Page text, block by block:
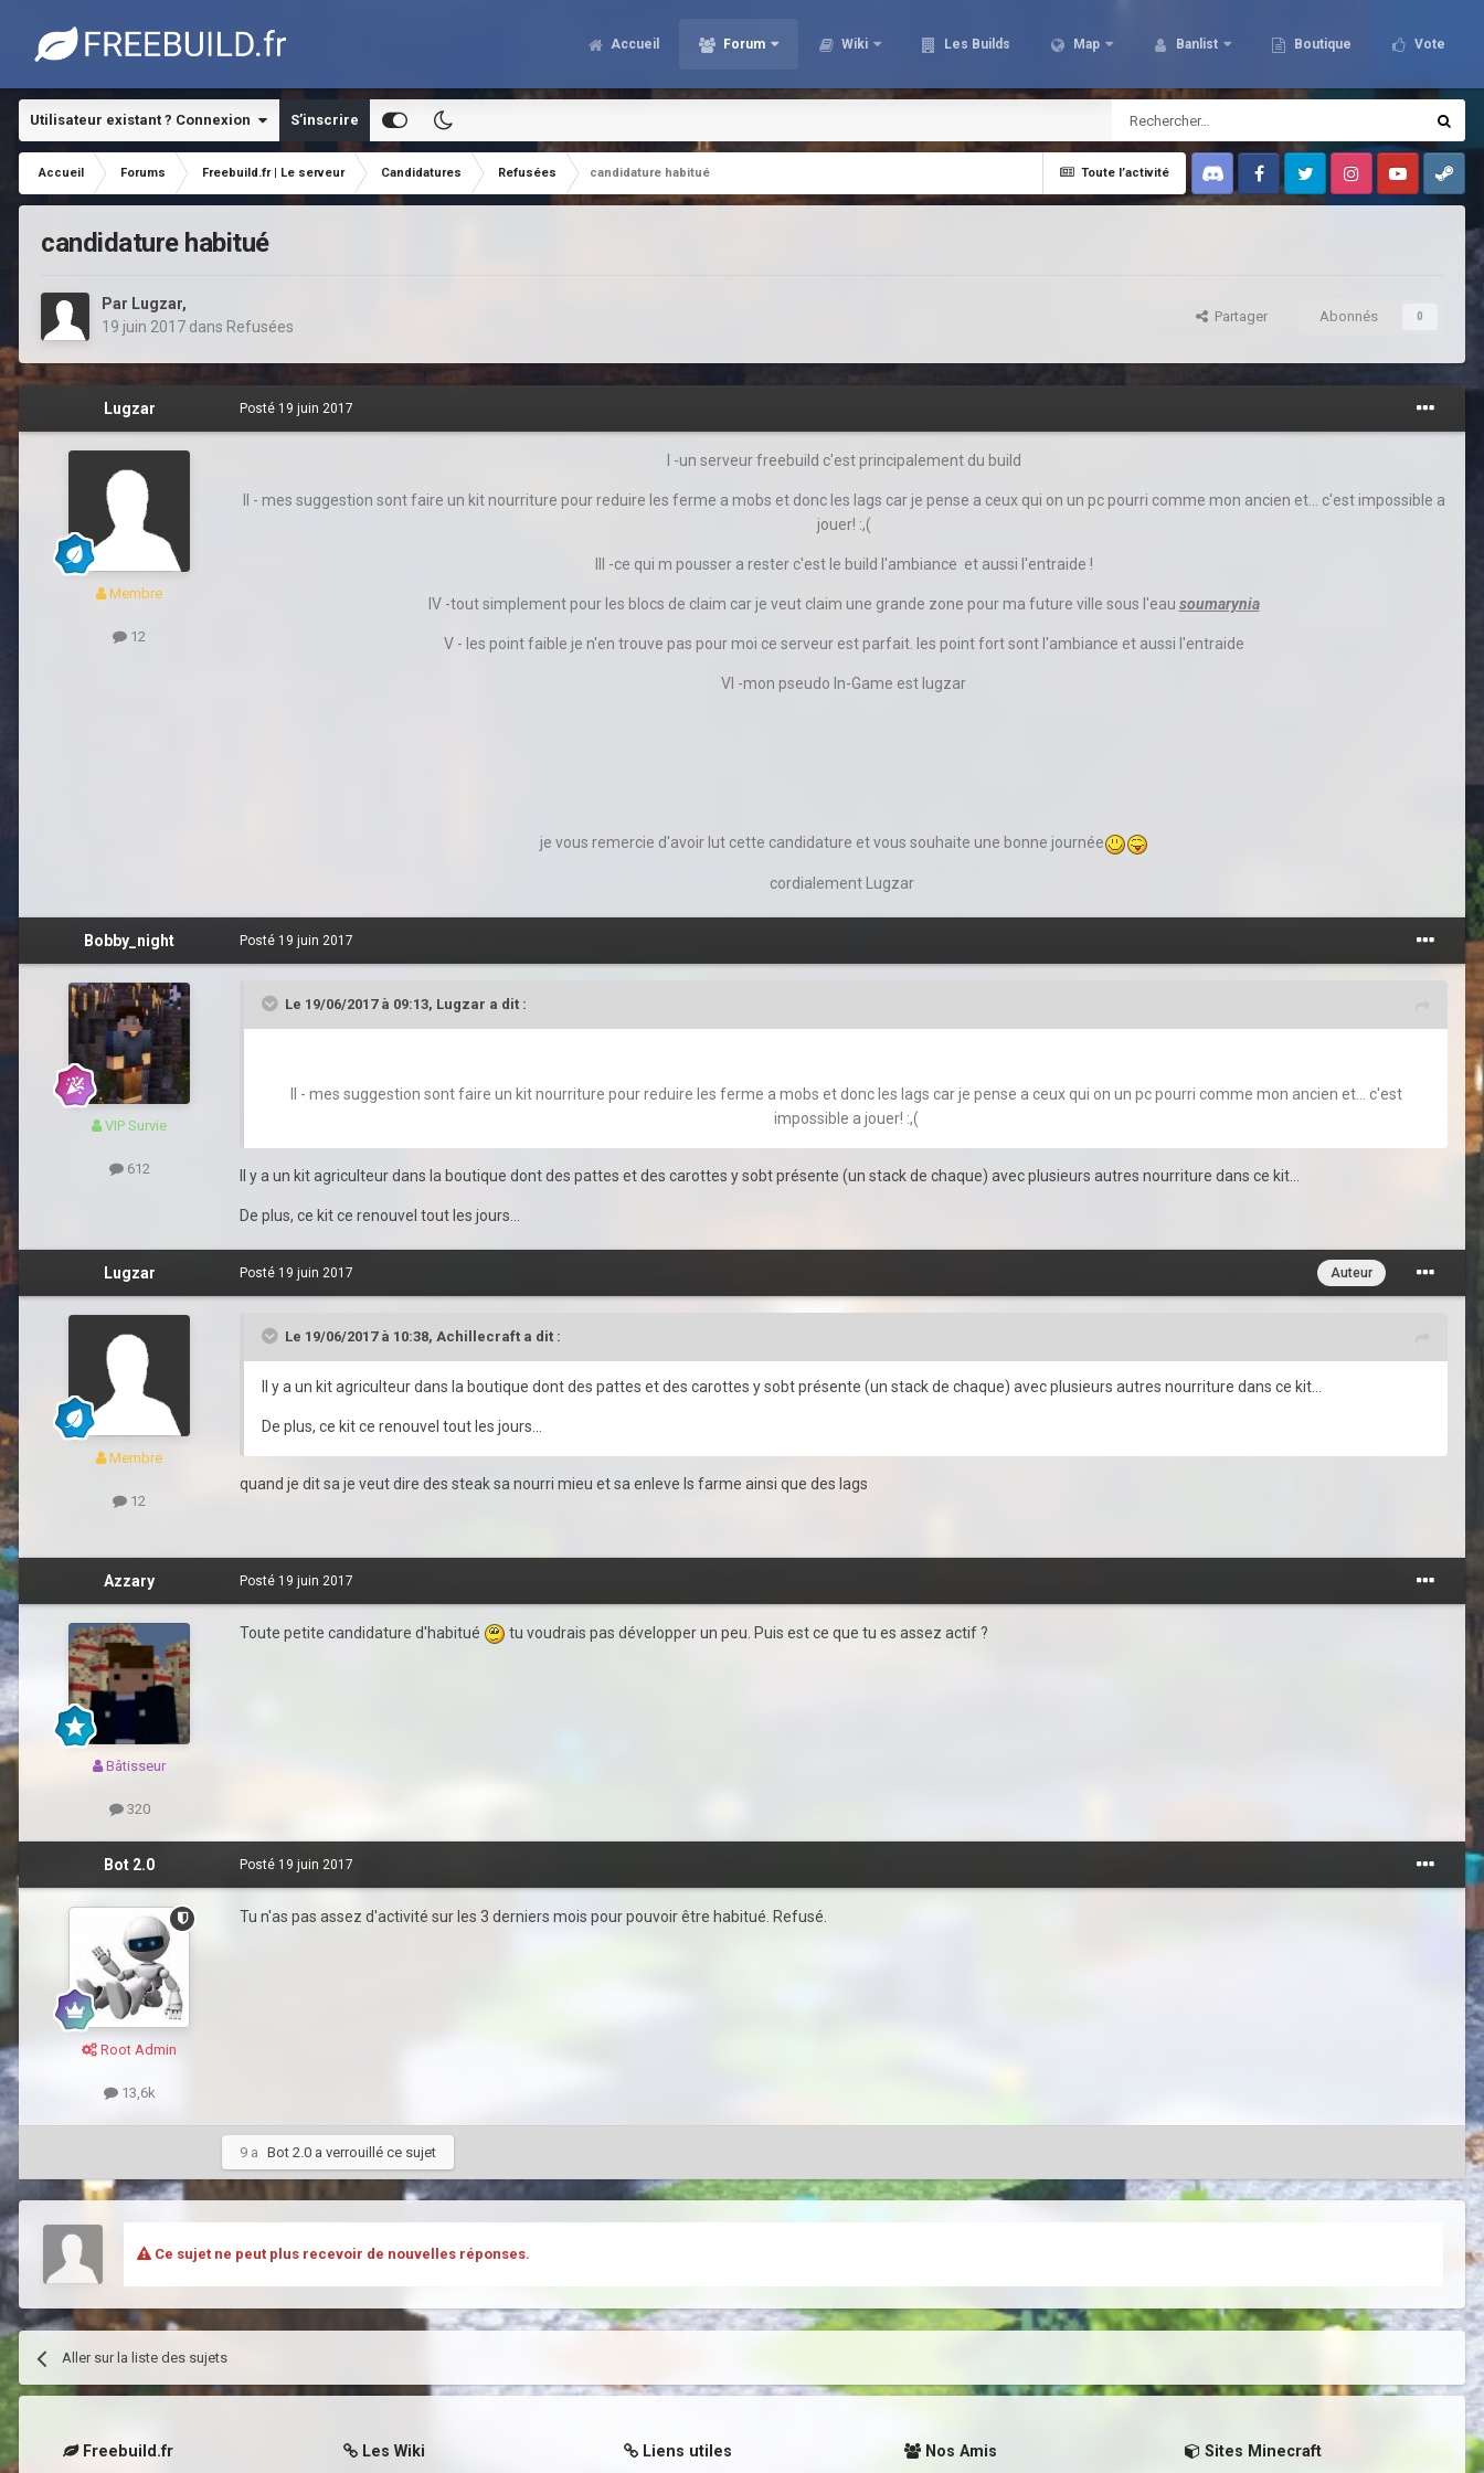
Accueil Forum Wiki Les Builds Map Banlist Boutique Vote
Utilisateur existant ? Connexion S’inscrire
Toute l’activité
Accueil Forums Freebuild.fr | Le serveur Candidatures Refusées
candidature habitué
DiscordFacebookTwitter InstagramYoutubeSteam
candidature habitué
Par Lugzar,
19 juin 2017 dans Refusées
Partager Abonnés 0
Lugzar
Membre
12
Posté 19 juin 2017
I -un serveur freebuild c'est principalement du build
II - mes suggestion sont faire un kit nourriture pour reduire les ferme a mobs et donc les lags car je pense a ceux qui on un pc pourri comme mon ancien et... c'est impossible a
jouer! :,(
III -ce qui m pousser a rester c'est le build l'ambiance et aussi l'entraide !
IV -tout simplement pour les blocs de claim car je veut claim une grande zone pour ma future ville sous l'eau soumarynia
V - les point faible je n'en trouve pas pour moi ce serveur est parfait. les point fort sont l'ambiance et aussi l'entraide
VI -mon pseudo In-Game est lugzar
je vous remercie d'avoir lut cette candidature et vous souhaite une bonne journée
cordialement Lugzar
Bobby_night
VIP Survie
612
Posté 19 juin 2017
Le 19/06/2017 à 09:13, Lugzar a dit :
II - mes suggestion sont faire un kit nourriture pour reduire les ferme a mobs et donc les lags car je pense a ceux qui on un pc pourri comme mon ancien et... c'est
impossible a jouer! :,(
Il y a un kit agriculteur dans la boutique dont des pattes et des carottes y sobt présente (un stack de chaque) avec plusieurs autres nourriture dans ce kit...
De plus, ce kit ce renouvel tout les jours...
Lugzar
Membre
12
Auteur
Posté 19 juin 2017
Le 19/06/2017 à 10:38, Achillecraft a dit :
Il y a un kit agriculteur dans la boutique dont des pattes et des carottes y sobt présente (un stack de chaque) avec plusieurs autres nourriture dans ce kit...
De plus, ce kit ce renouvel tout les jours...
quand je dit sa je veut dire des steak sa nourri mieu et sa enleve ls farme ainsi que des lags
Azzary
Bâtisseur
320
Posté 19 juin 2017
Toute petite candidature d'habitué tu voudrais pas développer un peu. Puis est ce que tu es assez actif ?
Bot 2.0
Root Admin
13,6k
Posté 19 juin 2017
Tu n'as pas assez d'activité sur les 3 derniers mois pour pouvoir être habitué. Refusé.
9 a Bot 2.0 a verrouillé ce sujet
Ce sujet ne peut plus recevoir de nouvelles réponses.
Aller sur la liste des sujets
Freebuild.fr Les Wiki Liens utiles Nos Amis Sites Minecraft